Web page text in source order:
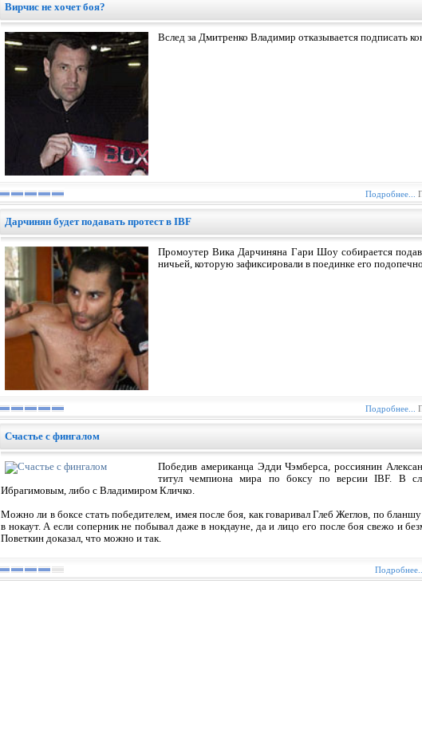
Вирчис не хочет боя?
Вслед за Дмитренко Владимир отказывается подписать
Подробнее...
Дарчинян будет подавать протест в IBF
Промоутер Вика Дарчиняна Гари Шоу собирается
ничьей, которую зафиксировали в поединке его
Подробнее...
Счастье с фингалом
Победив американца Эдди Чэмберса, россиянин
титул чемпиона мира по боксу по версии IBF. В
Ибрагимовым, либо с Владимиром Кличко.
Можно ли в боксе стать победителем, имея после боя, как говаривал Глеб Жеглов, по
в нокаут. А если соперник не побывал даже в нокдауне, да и лицо его после боя свежо и
Поветкин доказал, что можно и так.
Подробнее...